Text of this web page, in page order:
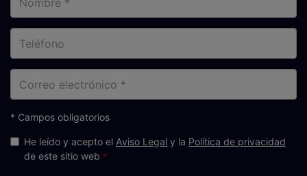
electrónico
* Campos obligatorios
He leído y acepto el Aviso Legal y la Política de privacidad
de este sitio web